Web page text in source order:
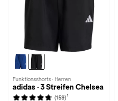
Funktionsshorts · Herren
adidas · 3 Streifen Chelsea
(159) 1